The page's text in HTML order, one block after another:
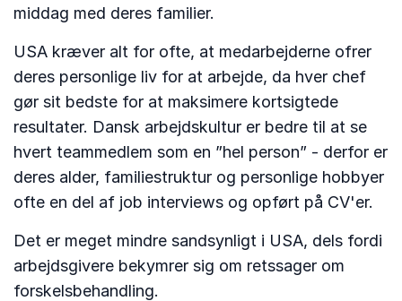
middag med deres familier.
USA kræver alt for ofte, at medarbejderne ofrer
deres personlige liv for at arbejde, da hver chef
gør sit bedste for at maksimere kortsigtede
resultater. Dansk arbejdskultur er bedre til at se
hvert teammedlem som en ”hel person” - derfor er
deres alder, familiestruktur og personlige hobbyer
ofte en del af job interviews og opført på CV'er.
Det er meget mindre sandsynligt i USA, dels fordi
arbejdsgivere bekymrer sig om retssager om
forskelsbehandling.